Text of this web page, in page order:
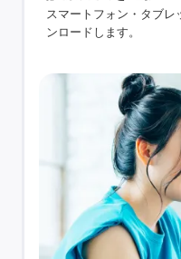
スマートフォン・タブ
ンロードします。